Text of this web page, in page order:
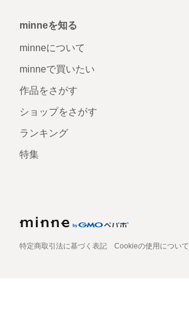
minneを知る
minneについて
minneで買いたい
作品をさがす
ショップをさがす
ランキング
特集
特定商取引法に基づく表記 Cookieの使用について